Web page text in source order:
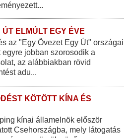
ELMÚLT EGY ÉVE
az "Egy Övezet Egy Út" országai
egyre jobban szorosodik a
az alábbiakban rövid
adu...
KÖTÖTT KÍNA ÉS
kínai államelnök először
Csehországba, mely látogatás